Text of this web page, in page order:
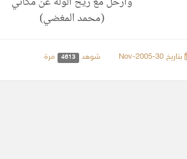
(محمد المغضي)
بتاريخ 30-Nov-2005 شوهد 4613 مرة